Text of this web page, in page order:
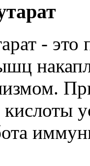
-
кислоты